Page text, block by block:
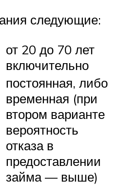
следующие:
от 20 до 70 лет
включительно
постоянная, либо
временная (при
втором варианте
вероятность
отказа в
предоставлении
займа — выше)